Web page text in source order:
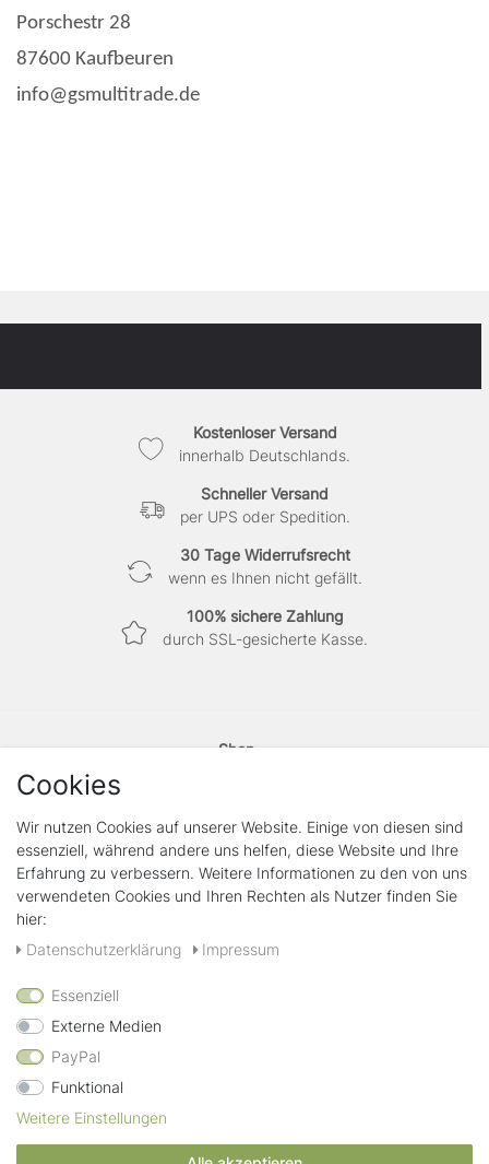
Porschestr 28
87600 Kaufbeuren
info@gsmultitrade.de
Kostenloser Versand
innerhalb Deutschlands.
Schneller Versand
per UPS oder Spedition.
30 Tage Widerrufsrecht
wenn es Ihnen nicht gefällt.
100% sichere Zahlung
durch SSL-gesicherte Kasse.
Shop
Rechtliches
Widerrufs­recht
Widerrufs­formular
Daten­schutz­erklärung
Cookies
Wir nutzen Cookies auf unserer Website. Einige von diesen sind
essenziell, während andere uns helfen, diese Website und Ihre
Erfahrung zu verbessern. Weitere Informationen zu den von uns
verwendeten Cookies und Ihren Rechten als Nutzer finden Sie
hier:
Daten­schutz­erklärung
Impressum
Essenziell
Externe Medien
PayPal
Funktional
Weitere Einstellungen